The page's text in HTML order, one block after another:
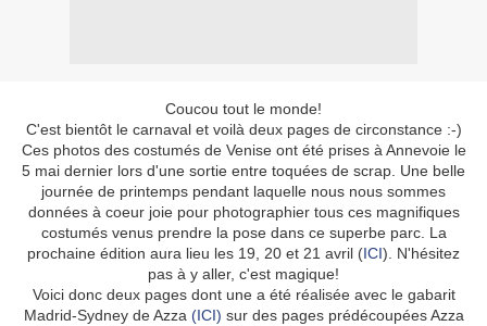
Coucou tout le monde!
C'est bientôt le carnaval et voilà deux pages de circonstance :-)
Ces photos des costumés de Venise ont été prises à Annevoie le
5 mai dernier lors d'une sortie entre toquées de scrap. Une belle
journée de printemps pendant laquelle nous nous sommes
données à coeur joie pour photographier tous ces magnifiques
costumés venus prendre la pose dans ce superbe parc. La
prochaine édition aura lieu les 19, 20 et 21 avril (ICI). N'hésitez
pas à y aller, c'est magique!
Voici donc deux pages dont une a été réalisée avec le gabarit
Madrid-Sydney de Azza (ICI) sur des pages prédécoupées Azza